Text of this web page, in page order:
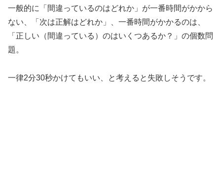
一般的に「間違っているのはどれか」が一番時間がかから
ない、「次は正解はどれか」、一番時間がかかるのは、
「正しい（間違っている）のはいくつあるか？」の個数問
題。
一律2分30秒かけてもいい、と考えると失敗しそうです。